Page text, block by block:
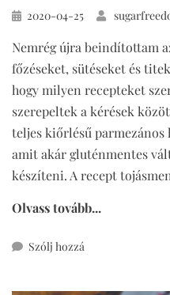
Közzétéve
2020-04-25
Nemrég újra beindítottam
főzéseket, sütéseket és
hogy milyen recepteket
szerepeltek a kérések
teljes kiőrlésű
amit akár gluténmentes
készíteni. A recept
Olvass tovább...
Szólj hozzá